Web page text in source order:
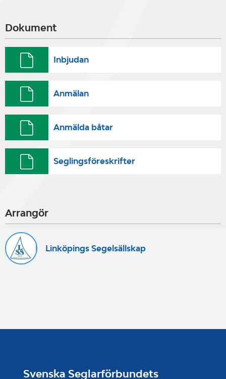
Dokument
Inbjudan
Anmälan
Anmälda båtar
Seglingsföreskrifter
Arrangör
Linköpings Segelsällskap
Svenska Seglarförbundets